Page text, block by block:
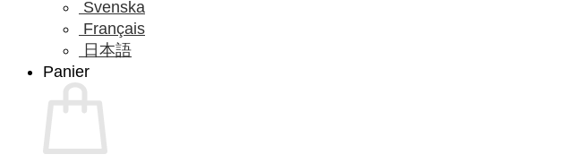
Svenska
Français
日本語
Panier